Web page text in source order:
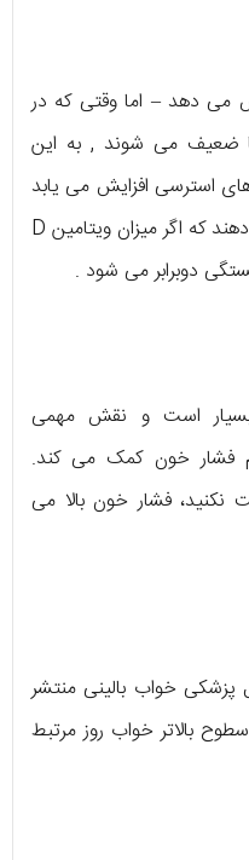
ضعیف می شوند , به این
استرسی افزایش می یابد
. در واقع برخی مطالعات نشان می دهند که اگر میزان ویتامین D
دوبرابر می شود .
است و نقش مهمی
فشار خون کمک می کند.
نکنید، فشار خون بالا می
پزشکی خواب بالینی منتشر
بالاتر خواب روز مرتبط